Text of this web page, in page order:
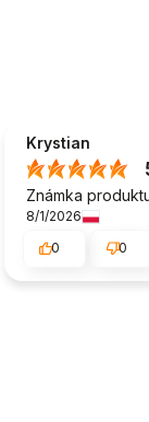
Krystian
Známka
8/1/2026
0
0